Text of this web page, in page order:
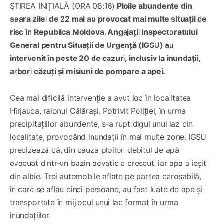
ȘTIREA INIȚIALĂ (ORA 08:16) Ploile abundente din
seara zilei de 22 mai au provocat mai multe situații de
risc în Republica Moldova. Angajații Inspectoratului
General pentru Situații de Urgență (IGSU) au
intervenit în peste 20 de cazuri, inclusiv la inundații,
arbori căzuți și misiuni de pompare a apei.
Cea mai dificilă intervenție a avut loc în localitatea
Hîrjauca, raionul Călărași. Potrivit Poliției, în urma
precipitațiilor abundente, s-a rupt digul unui iaz din
localitate, provocând inundații în mai multe zone. IGSU
precizează că, din cauza ploilor, debitul de apă
evacuat dintr-un bazin acvatic a crescut, iar apa a ieșit
din albie. Trei automobile aflate pe partea carosabilă,
în care se aflau cinci persoane, au fost luate de ape și
transportate în mijlocul unui lac format în urma
inundațiilor.